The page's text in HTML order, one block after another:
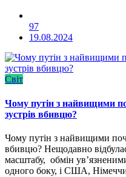
97
19.08.2024
Світ
Чому путін з найвищими
зустрів вбивцю?
Чому путін з найвищими
вбивцю? Нещодавно
масштабу, обмін
одного боку, і США,